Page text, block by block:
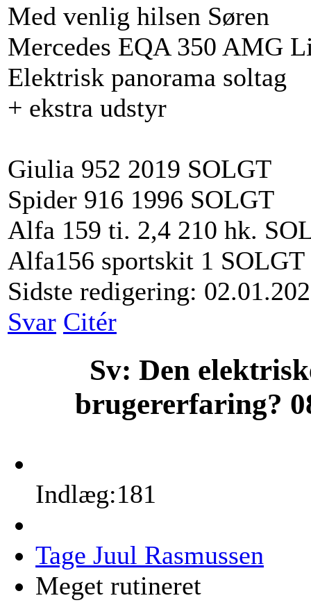
Med venlig hilsen Søren
Mercedes EQA 350 AMG
Elektrisk panorama soltag
+ ekstra udstyr
Giulia 952 2019 SOLGT
Spider 916 1996 SOLGT
Alfa 159 ti. 2,4 210 hk.
Alfa156 sportskit 1 SOLGT
Sidste redigering:
Svar Citér
Sv: Den
brugererfaring?
Indlæg:181
Tage Juul Rasmussen
Meget rutineret